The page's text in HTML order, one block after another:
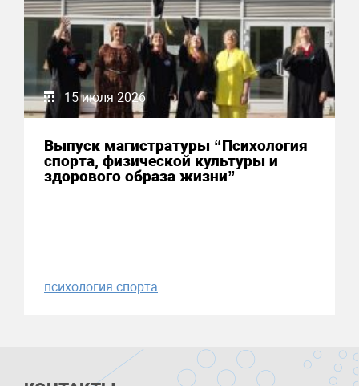
15 июля 2026
Выпуск магистратуры “Психология
спорта, физической культуры и
здорового образа жизни”
психология спорта